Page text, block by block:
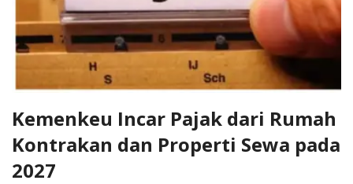
Kemenkeu Incar Pajak dari Rumah
Kontrakan dan Properti Sewa pada
2027